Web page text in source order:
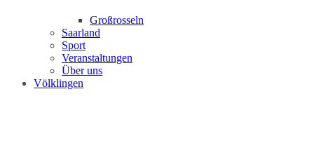
Großrosseln
Saarland
Sport
Veranstaltungen
Über uns
Völklingen